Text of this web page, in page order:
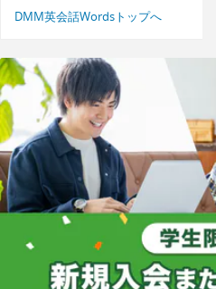
DMM英会話Wordsトップへ